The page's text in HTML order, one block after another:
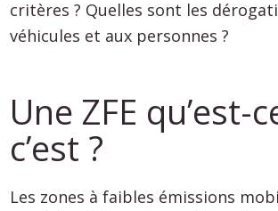
critères ? Quelles sont les
véhicules et aux personnes ?
Une ZFE qu’est-
c’est ?
Les zones à faibles émissions